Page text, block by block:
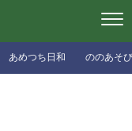
あめつち日和 ののあそ